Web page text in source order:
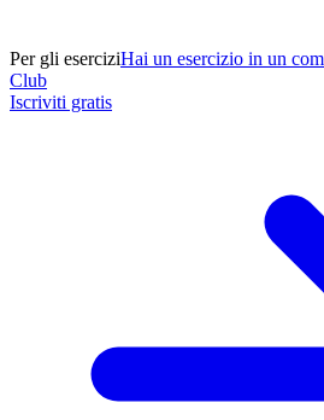
Per gli eserciziHai un esercizio in un
Club
Iscriviti gratis